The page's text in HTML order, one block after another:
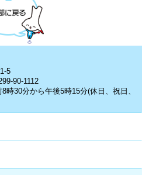
5
90-1112
時30分から午後5時15分(休日、祝日、